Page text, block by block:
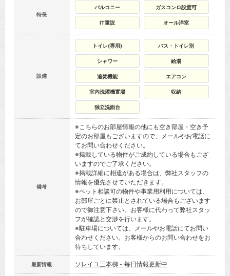
特長
バルコニー ガスコンロ設置可
IT重説 オール洋室
設備
トイレ(専用) バス・トイレ別
シャワー 給湯
追焚機能 エアコン
室内洗濯機置場 収納
独立洗面台
備考
※こちらのお部屋情報の他にも空き部屋・空き予
定のお部屋もございますので、メールやお電話に
てお問い合わせください。
※掲載している物件がご成約している場合もござ
いますのでご了承ください。
※掲載詳細に相違がある場合は、弊社スタッフの
情報を優先させていただきます。
※ペット相談可の物件や事業用利用については、
お部屋ごとに禁止とされている場合もございます
ので御注意下さい。お客様に代わって弊社スタッ
フが確認と交渉を行います。
※駐車場については、メールやお電話にてお問い
合わせください。お客様からのお問い合わせをお
待ちしています。
最新情報 ソレイユ三本柳 - 毎日情報更新中